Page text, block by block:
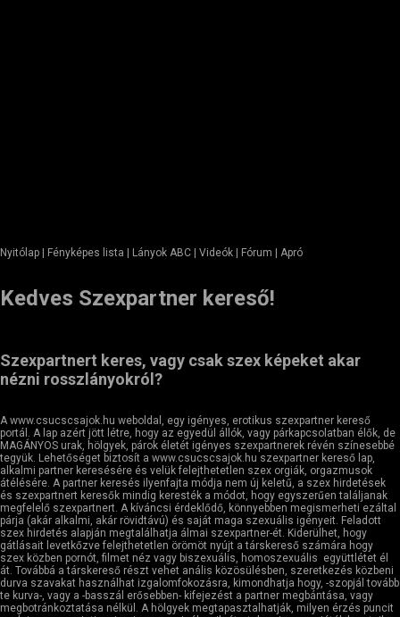
Nyitólap | Fényképes lista | Lányok ABC | Videók | Fórum | Apró
Kedves Szexpartner kereső!
Szexpartnert keres, vagy csak szex képeket akar
nézni rosszlányokról?
A www.csucscsajok.hu weboldal, egy igényes, erotikus szexpartner kereső
portál. A lap azért jött létre, hogy az egyedül állók, vagy párkapcsolatban élők, de
MAGÁNYOS urak, hölgyek, párok életét igényes szexpartnerek révén színesebbé
tegyük. Lehetőséget biztosít a www.csucscsajok.hu szexpartner kereső lap,
alkalmi partner keresésére és velük felejthetetlen szex orgiák, orgazmusok
átélésére. A partner keresés ilyenfajta módja nem új keletű, a szex hirdetések
és szexpartnert keresők mindig keresték a módot, hogy egyszerűen találjanak
megfelelő szexpartnert. A kíváncsi érdeklődő, könnyebben megismerheti ezáltal
párja (akár alkalmi, akár rövidtávú) és saját maga szexuális igényeit. Feladott
szex hirdetés alapján megtalálhatja álmai szexpartner-ét. Kiderülhet, hogy
gátlásait levetkőzve felejthetetlen örömöt nyújt a társkereső számára hogy
szex közben pornót, filmet néz vagy biszexuális, homoszexuális együttlétet él
át. Továbbá a társkereső részt vehet anális közösülésben, szeretkezés közbeni
durva szavakat használhat izgalomfokozásra, kimondhatja hogy, -szopjál tovább
te kurva-, vagy a -basszál erősebben- kifejezést a partner megbántása, vagy
megbotránkoztatása nélkül. A hölgyek megtapasztalhatják, milyen érzés puncit